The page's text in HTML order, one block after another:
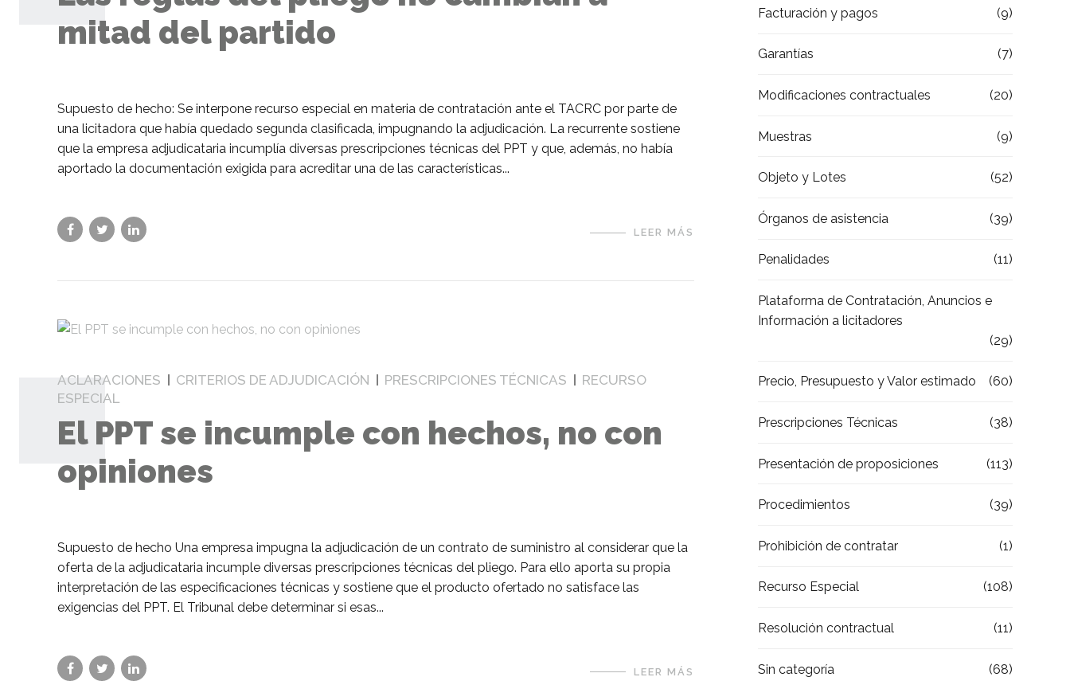
mitad del partido
Supuesto de hecho: Se interpone recurso especial en materia de contratación ante el TACRC por parte de
una licitadora que había quedado segunda clasificada, impugnando la adjudicación. La recurrente sostiene
que la empresa adjudicataria incumplía diversas prescripciones técnicas del PPT y que, además, no había
aportado la documentación exigida para acreditar una de las características...
LEER MÁS
ACLARACIONES CRITERIOS DE ADJUDICACIÓN PRESCRIPCIONES TÉCNICAS
RECURSO
ESPECIAL
El PPT se incumple con hechos, no con
opiniones
Supuesto de hecho Una empresa impugna la adjudicación de un contrato de suministro al considerar que la
oferta de la adjudicataria incumple diversas prescripciones técnicas del pliego. Para ello aporta su propia
interpretación de las especificaciones técnicas y sostiene que el producto ofertado no satisface las
exigencias del PPT. El Tribunal debe determinar si esas...
LEER MÁS
Facturación y pagos (9)
Garantías (7)
Modificaciones contractuales (20)
Muestras (9)
Objeto y Lotes (52)
Órganos de asistencia (39)
Penalidades (11)
Plataforma de Contratación, Anuncios e
Información a licitadores
(29)
Precio, Presupuesto y Valor estimado (60)
Prescripciones Técnicas (38)
Presentación de proposiciones (113)
Procedimientos (39)
Prohibición de contratar (1)
Recurso Especial (108)
Resolución contractual (11)
Sin categoría (68)